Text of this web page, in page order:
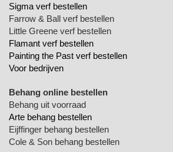
Sigma verf bestellen
Farrow & Ball verf bestellen
Little Greene verf bestellen
Flamant verf bestellen
Painting the Past verf bestellen
Voor bedrijven
Behang online bestellen
Behang uit voorraad
Arte behang bestellen
Eijffinger behang bestellen
Cole & Son behang bestellen